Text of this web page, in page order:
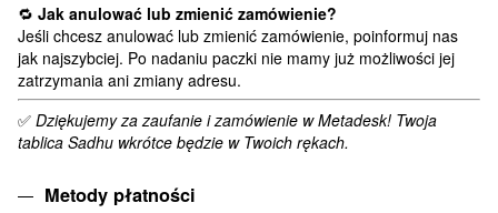
🔁 Jak anulować lub zmienić zamówienie?
Jeśli chcesz anulować lub zmienić zamówienie, poinformuj nas
jak najszybciej. Po nadaniu paczki nie mamy już możliwości jej
zatrzymania ani zmiany adresu.
✅ Dziękujemy za zaufanie i zamówienie w Metadesk! Twoja
tablica Sadhu wkrótce będzie w Twoich rękach.
Metody płatności